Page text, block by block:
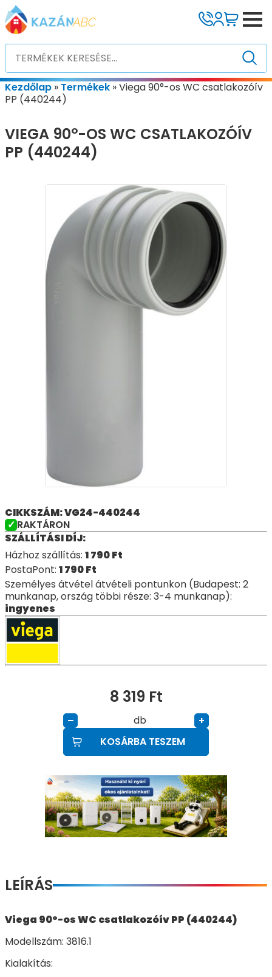
Kezdőlap » Termékek »Viega 90°-os WC csatlakozóív
PP (440244)
VIEGA 90°-OS WC CSATLAKOZÓÍV
PP (440244)
CIKKSZÁM: VG24-440244
RAKTÁRON
SZÁLLÍTÁSI DÍJ:
Házhoz szállítás: 1 790Ft
PostaPont: 1 790Ft
Személyes átvétel átvételi pontunkon (Budapest: 2
munkanap, ország többi része: 3-4 munkanap):
ingyenes
8 319 Ft
– db
+
KOSÁRBA TESZEM
LEÍRÁS
Viega 90°-os WC csatlakozóív PP (440244)
Modellszám: 3816.1
Kialakítás: